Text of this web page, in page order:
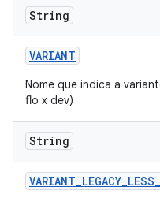
String
VARIANT
Nome que indica a
flo x dev)
String
VARIANT_LEGACY_LESS_